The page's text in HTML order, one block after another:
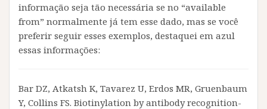
informação seja tão necessária se no “available
from” normalmente já tem esse dado, mas se você
preferir seguir esses exemplos, destaquei em azul
essas informações:
Bar DZ, Atkatsh K, Tavarez U, Erdos MR, Gruenbaum
Y, Collins FS. Biotinylation by antibody recognition-